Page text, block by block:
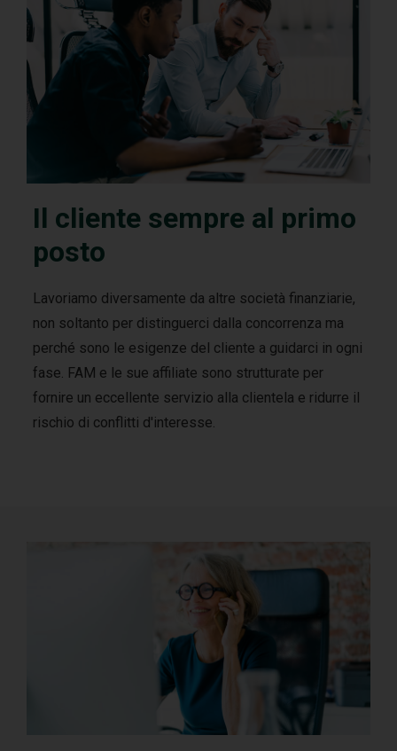
o
v
d
o
Il cliente sempre al primo
posto
Lavoriamo diversamente da altre società finanziarie,
non soltanto per distinguerci dalla concorrenza ma
perché sono le esigenze del cliente a guidarci in ogni
fase. FAM e le sue affiliate sono strutturate per
fornire un eccellente servizio alla clientela e ridurre il
rischio di conflitti d'interesse.